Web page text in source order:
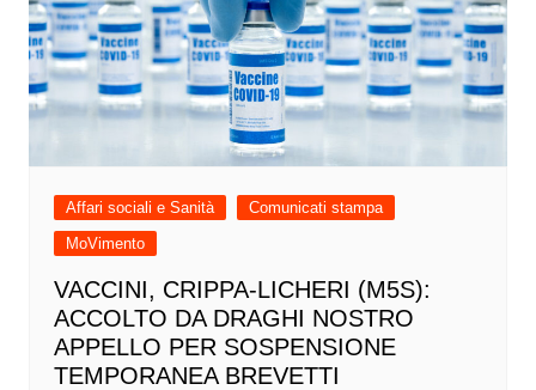
Affari sociali e Sanità
Comunicati stampa
MoVimento
VACCINI, CRIPPA-LICHERI (M5S):
ACCOLTO DA DRAGHI NOSTRO
APPELLO PER SOSPENSIONE
TEMPORANEA BREVETTI